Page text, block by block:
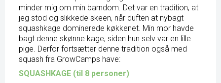
minder mig om min barndom. Det var en tradition, at
jeg stod og slikkede skeen, når duften at nybagt
squashkage dominerede køkkenet. Min mor havde
bagt denne skønne kage, siden hun selv var en lille
pige. Derfor fortsætter denne tradition også med
squash fra GrowCamps have:
SQUASHKAGE (til 8 personer)